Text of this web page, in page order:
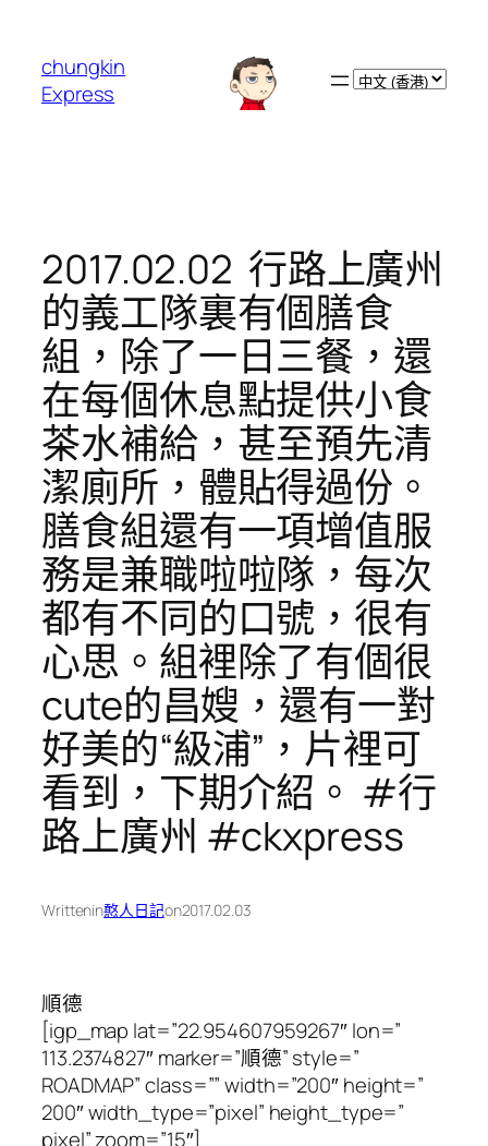
chungkin
Express
Choose
2017.02.02 ️ 行路上廣州
的義工隊裏有個膳食
組，除了一日三餐，還
在每個休息點提供小食
茶水補給，甚至預先清
潔廁所，體貼得過份。
膳食組還有一項增值服
務是兼職啦啦隊，每次
都有不同的口號，很有
心思。組裡除了有個很
cute的昌嫂，還有一對
好美的“級浦”，片裡可
看到，下期介紹。 #行
路上廣州 #ckxpress
Writtenin憨人日記on2017.02.03
順德
[igp_map lat=”22.954607959267″ lon=”
113.2374827″ marker=”順德” style=”
ROADMAP” class=”” width=”200″ height=”
200″ width_type=”pixel” height_type=”
pixel” zoom=”15″]